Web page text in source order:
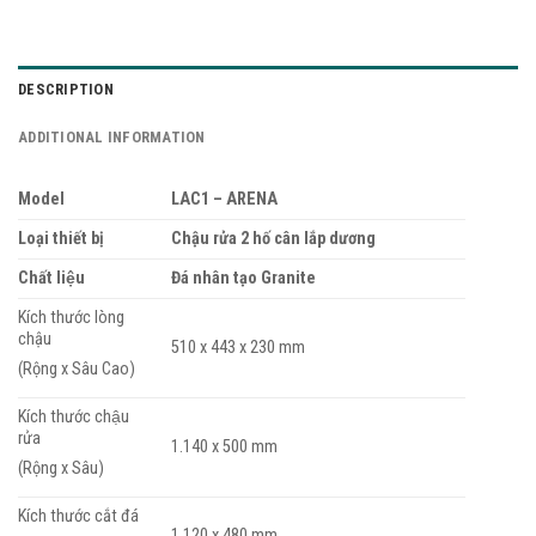
DESCRIPTION
ADDITIONAL INFORMATION
Model
LAC1 – ARENA
Loại thiết bị
Chậu rửa 2 hố cân lắp dương
Chất liệu
Đá nhân tạo Granite
Kích thước lòng
chậu
(Rộng x Sâu Cao)
510 x 443 x 230 mm
Kích thước chậu
rửa
(Rộng x Sâu)
1.140 x 500 mm
Kích thước cắt đá